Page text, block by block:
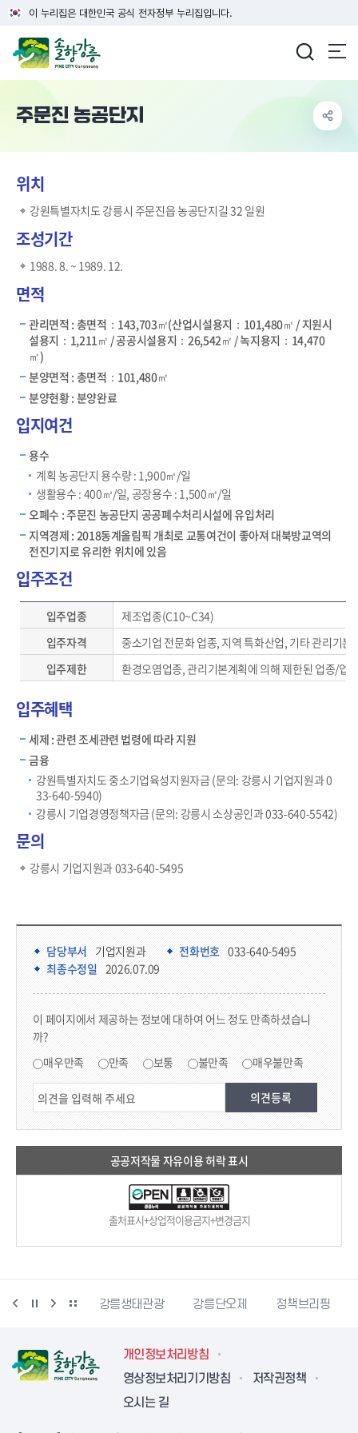
이 누리집은 대한민국 공식 전자정부 누리집입니다.
주문진 농공단지
위치
강원특별자치도 강릉시 주문진읍 농공단지길 32 일원
조성기간
1988. 8. ~ 1989. 12.
면적
관리면적 : 총면적：143,703㎡(산업시설용지：101,480㎡ / 지원시
설용지：1,211㎡ / 공공시설용지：26,542㎡ / 녹지용지：14,470
㎡)
분양면적 : 총면적：101,480㎡
분양현황 : 분양완료
입지여건
용수
계획 농공단지 용수량 : 1,900㎥/일
생활용수 : 400㎥/일, 공장용수 : 1,500㎥/일
오폐수 : 주문진 농공단지 공공폐수처리시설에 유입처리
지역경제 : 2018동계올림픽 개최로 교통여건이 좋아져 대북방교역의
전진기지로 유리한 위치에 있음
입주조건
입주업종
제조업종(C10~C34)
입주자격
중소기업 전문화 업종, 지역 특화산업, 기타 관리기본
입주제한
환경오염업종, 관리기본계획에 의해 제한된 업종/업
입주혜택
세제 : 관련 조세관련 법령에 따라 지원
금융
강원특별자치도 중소기업육성지원자금 (문의: 강릉시 기업지원과 0
33-640-5940)
강릉시 기업경영정책자금 (문의: 강릉시 소상공인과 033-640-5542)
문의
강릉시 기업지원과 033-640-5495
담당부서 정보 & 컨텐츠 만족도 조사 & 공공저작물 자유이용 허락 표시
담당부서 기업지원과 전화번호 033-640-5495
최종수정일 2026.07.09
이 페이지에서 제공하는 정보에 대하여 어느 정도 만족하셨습니
까?
매우만족 만족 보통 불만족 매우불만족
공공저작물 자유이용 허락 표시
출처표시+상업적이용금지+변경금지
동물사랑센터 강릉생태관광 강릉단오제 정책브리핑
개인정보처리방침
영상정보처리기기방침
저작권정책
오시는 길